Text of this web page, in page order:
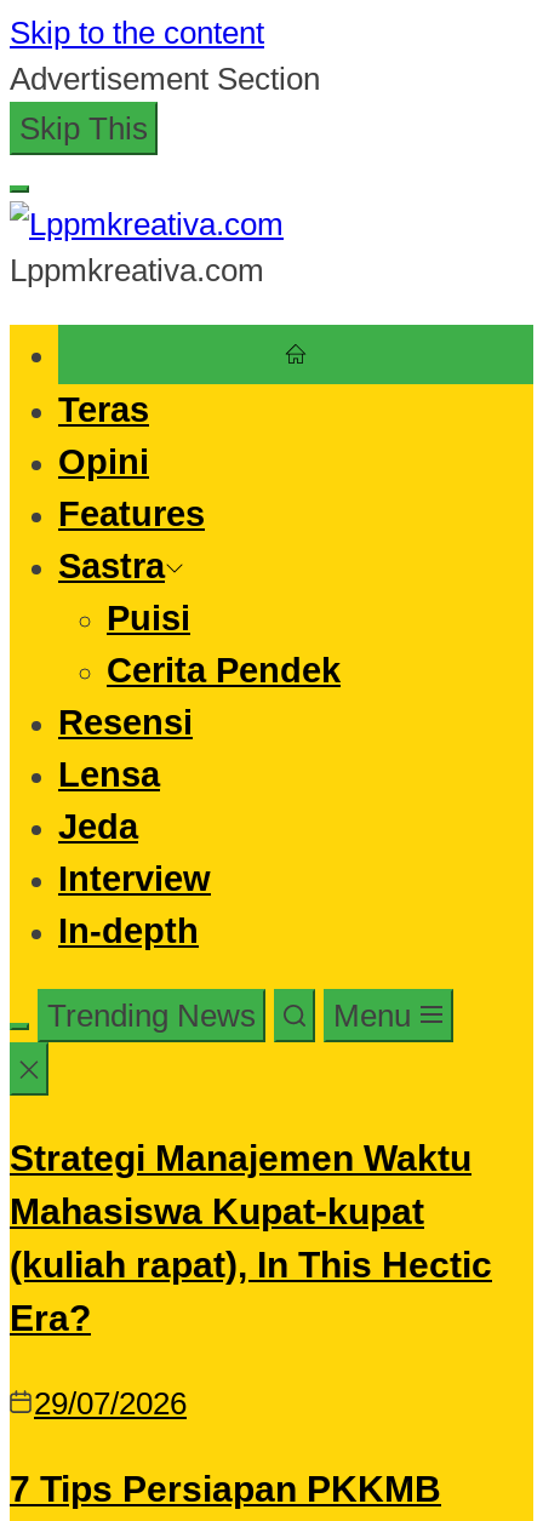
Skip to the content
Advertisement Section
Skip This
Lppmkreativa.com
Teras
Opini
Features
Sastra
Puisi
Cerita Pendek
Resensi
Lensa
Jeda
Interview
In-depth
Trending News Menu
Strategi Manajemen Waktu
Mahasiswa Kupat-kupat
(kuliah rapat), In This Hectic
Era?
29/07/2026
7 Tips Persiapan PKKMB